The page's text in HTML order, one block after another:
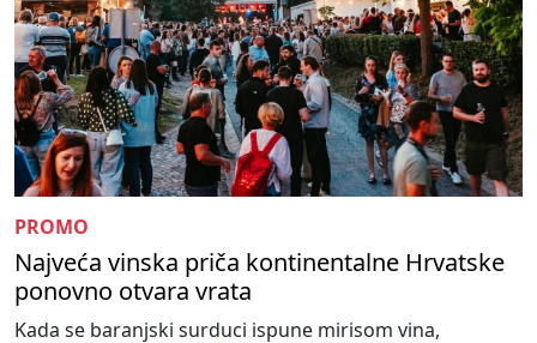
PROMO
Najveća vinska priča kontinentalne Hrvatske
ponovno otvara vrata
Kada se baranjski surduci ispune mirisom vina,